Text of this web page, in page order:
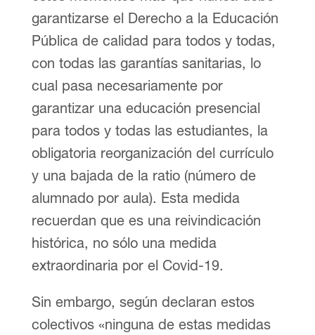
garantizarse el Derecho a la Educación
Pública de calidad para todos y todas,
con todas las garantías sanitarias, lo
cual pasa necesariamente por
garantizar una educación presencial
para todos y todas las estudiantes, la
obligatoria reorganización del currículo
y una bajada de la ratio (número de
alumnado por aula). Esta medida
recuerdan que es una reivindicación
histórica, no sólo una medida
extraordinaria por el Covid-19.
Sin embargo, según declaran estos
colectivos «ninguna de estas medidas